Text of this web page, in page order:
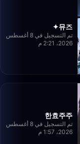
뮤즈✦
تم التسجيل في 8 أغسطس
2026، 2:21 م
한효주주
تم التسجيل في 8 أغسطس
2026، 1:57 م